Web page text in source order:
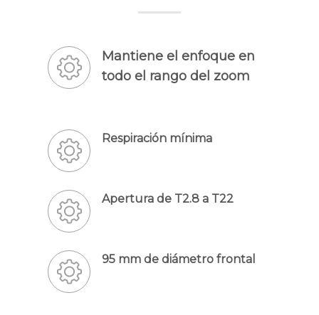
Mantiene el enfoque en
todo el rango del zoom
Respiración mínima
Apertura de T2.8 a T22
95 mm de diámetro frontal